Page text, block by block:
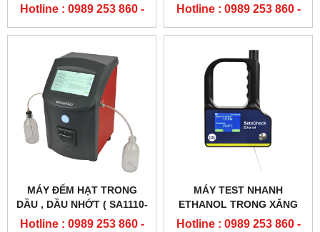
Hotline : 0989 253 860 -
0904 84 02 08
Hotline : 0989 253 860 -
0904 84 02 08
MÁY ĐẾM HẠT TRONG
DẦU , DẦU NHỚT ( SA1110-
0U AVCOUNTHV PARTICLE
Hotline : 0989 253 860 -
MÁY TEST NHANH
ETHANOL TRONG XĂNG
E10( SETACHECK
Hotline : 0989 253 860 -